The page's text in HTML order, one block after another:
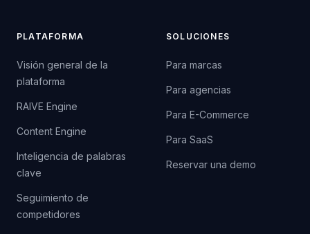
PLATAFORMA
Visión general de la
plataforma
RAIVE Engine
Content Engine
Inteligencia de palabras
clave
Seguimiento de
competidores
SOLUCIONES
Para marcas
Para agencias
Para E-Commerce
Para SaaS
Reservar una demo